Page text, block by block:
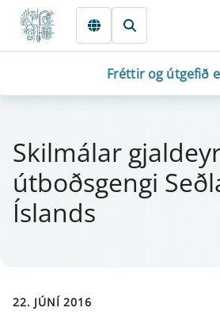
Fara beint í Meginmál
Fréttir og útgefið
Skil­mál­ar
út­boðsgengi
Íslands
22. JÚNÍ 2016